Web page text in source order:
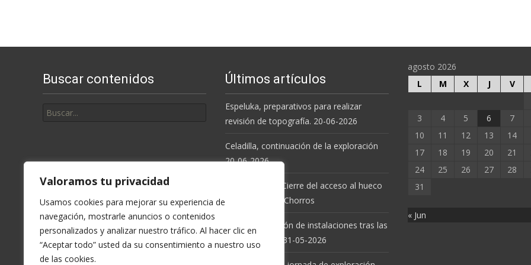
Valoramos tu privacidad
Usamos cookies para mejorar su experiencia de
navegación, mostrarle anuncios o contenidos
personalizados y analizar nuestro tráfico. Al hacer clic en
“Aceptar todo” usted da su consentimiento a nuestro uso
de las cookies.
entradas
Buscar contenidos
por:
Últimos artículos
Espeluka, preparativos para realizar
revisión de topografía. 20-06-2026
Celadilla, continuación de la exploración
20-06-2026.
Resolución de Cierre del acceso al hueco
de la Cueva de Chorros
Espeluka, revisión de instalaciones tras las
últimas lluvias. 31-05-2026
agosto 2026
L
M X J V
3
4 5 6 7
10
11 12 13 14
17
18 19 20 21
24
25 26 27 28
31
« Jun